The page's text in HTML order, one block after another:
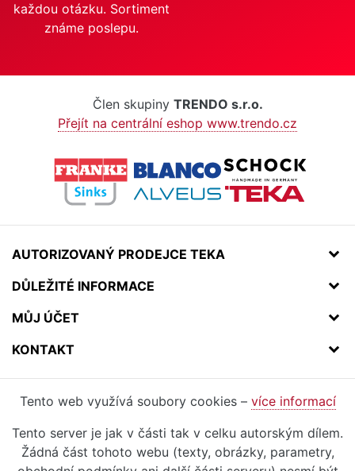
každou otázku. Sortiment
známe poslepu.
Člen skupiny TRENDO s.r.o.
Přejít na centrální eshop www.trendo.cz
AUTORIZOVANÝ PRODEJCE TEKA
DŮLEŽITÉ INFORMACE
MŮJ ÚČET
KONTAKT
Tento web využívá soubory cookies – více informací
Tento server je jak v části tak v celku autorským dílem.
Žádná část tohoto webu (texty, obrázky, parametry,